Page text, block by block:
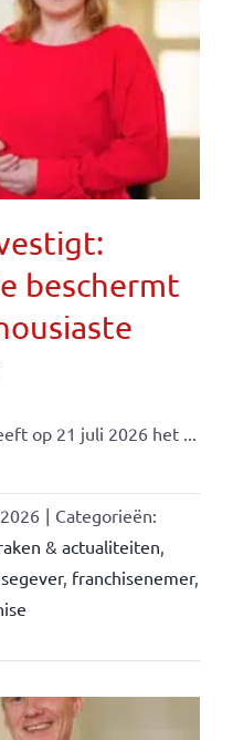
beschermt
op 21 juli 2026 het ...
| Categorieën:
& actualiteiten,
, franchisenemer,